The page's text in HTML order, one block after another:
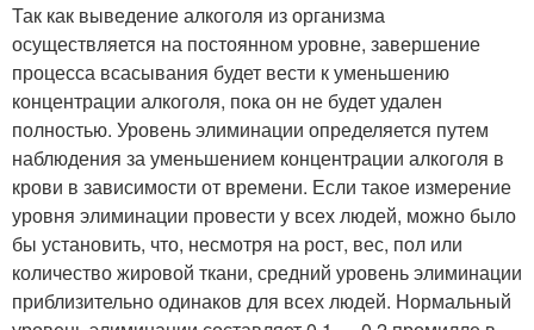
Так как выведение алкоголя из организма
осуществляется на постоянном уровне, завершение
процесса всасывания будет вести к уменьшению
концентрации алкоголя, пока он не будет удален
полностью. Уровень элиминации определяется путем
наблюдения за уменьшением концентрации алкоголя в
крови в зависимости от времени. Если такое измерение
уровня элиминации провести у всех людей, можно было
бы установить, что, несмотря на рост, вес, пол или
количество жировой ткани, средний уровень элиминации
приблизительно одинаков для всех людей. Нормальный